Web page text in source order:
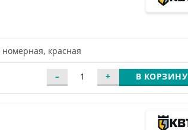
красная
В КОРЗИНУ